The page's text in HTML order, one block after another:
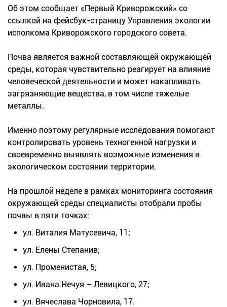
Об этом сообщает «Первый Криворожский» со
ссылкой на фейсбук-страницу Управления экологии
исполкома Криворожского городского совета.
Почва является важной составляющей окружающей
среды, которая чувствительно реагирует на влияние
человеческой деятельности и может накапливать
загрязняющие вещества, в том числе тяжелые
металлы.
Именно поэтому регулярные исследования помогают
контролировать уровень техногенной нагрузки и
своевременно выявлять возможные изменения в
экологическом состоянии территории.
На прошлой неделе в рамках мониторинга состояния
окружающей среды специалисты отобрали пробы
почвы в пяти точках:
ул. Виталия Матусевича, 11;
ул. Елены Степанив;
ул. Променистая, 5;
ул. Ивана Нечуя – Левицкого, 27;
ул. Вячеслава Чорновила, 17.